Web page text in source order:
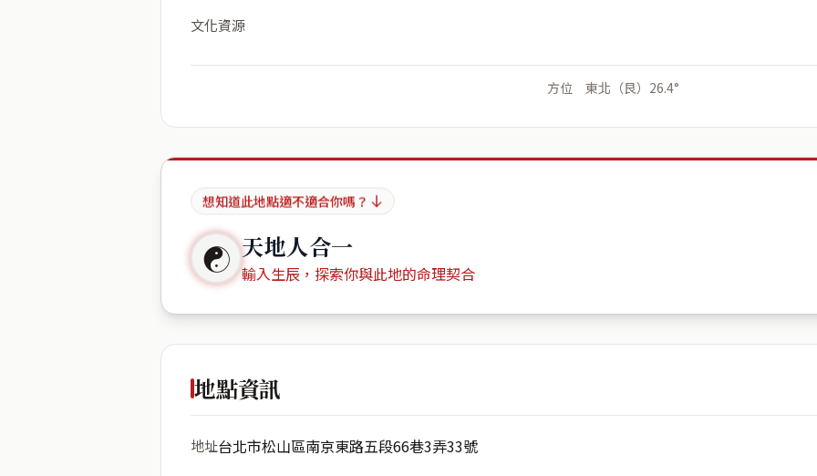
文化資源
方位 東北（艮）26.4°
想知道此地點適不適合你嗎？
☯ 天地人合一
輸入生辰，探索你與此地的命理契合
地點資訊
地址台北市松山區南京東路五段66巷3弄33號